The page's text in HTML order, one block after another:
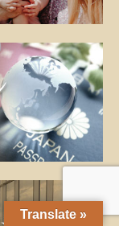
Translate »